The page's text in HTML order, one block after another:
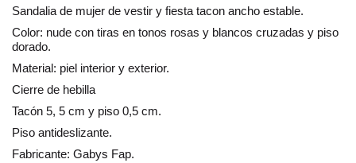
Sandalia de mujer de vestir y fiesta tacon ancho estable.
Color: nude con tiras en tonos rosas y blancos cruzadas y piso
dorado.
Material: piel interior y exterior.
Cierre de hebilla
Tacón 5, 5 cm y piso 0,5 cm.
Piso antideslizante.
Fabricante: Gabys Fap.